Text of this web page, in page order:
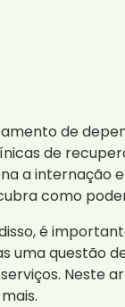
de
de
a internação
como
é
uma questão
Neste